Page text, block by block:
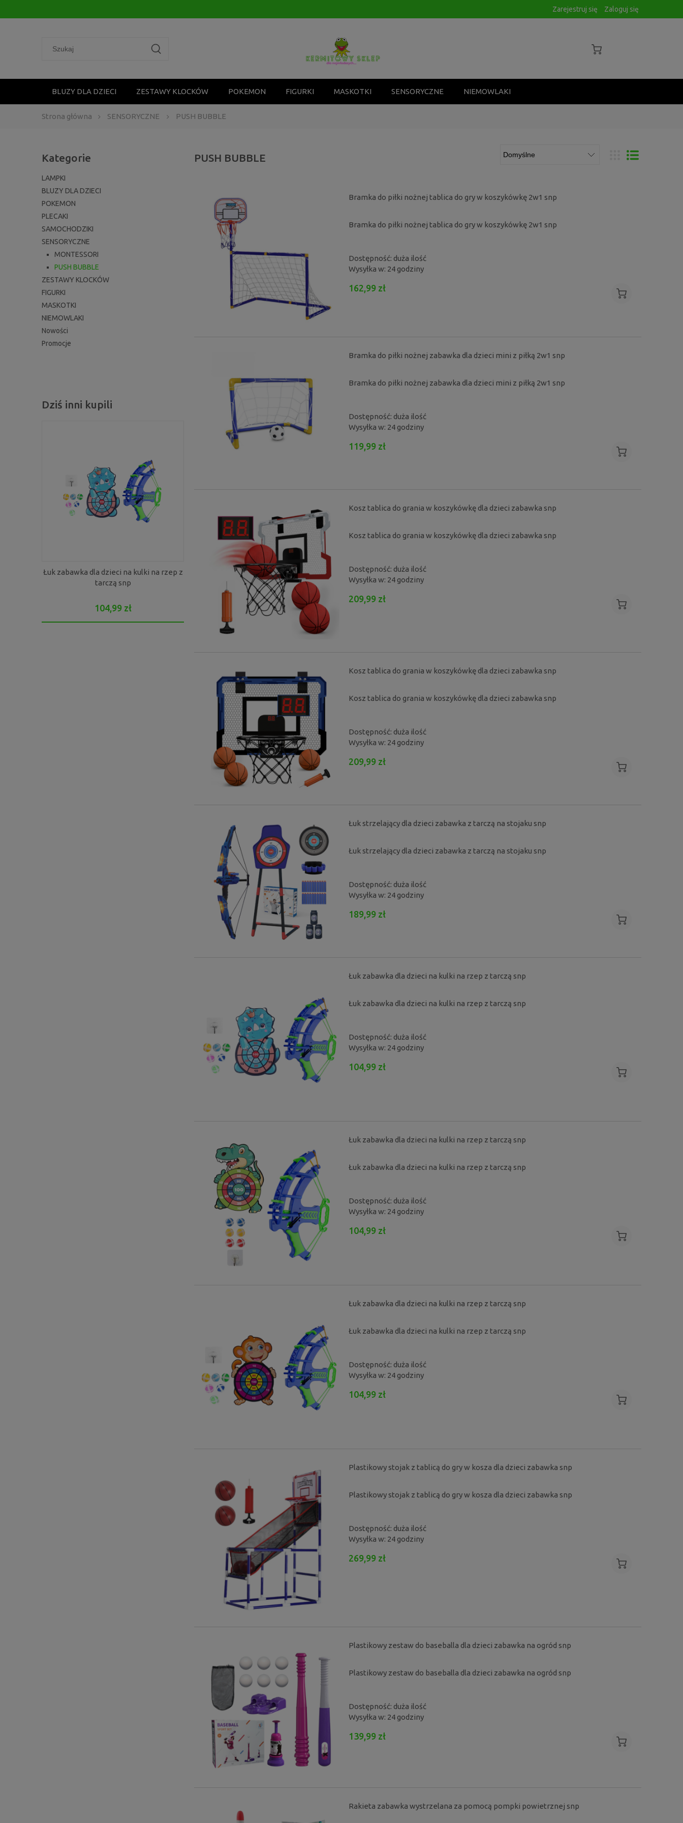
Zarejestruj się Zaloguj się
BLUZY DLA DZIECI ZESTAWY KLOCKÓW POKEMON FIGURKI MASKOTKI SENSORYCZNE NIEMOWLAKI
Strona główna SENSORYCZNE PUSH BUBBLE
Kategorie
LAMPKI
BLUZY DLA DZIECI
POKEMON
PLECAKI
SAMOCHODZIKI
SENSORYCZNE
MONTESSORI
PUSH BUBBLE
ZESTAWY KLOCKÓW
FIGURKI
MASKOTKI
NIEMOWLAKI
Nowości
Promocje
Dziś inni kupili
Łuk zabawka dla dzieci na kulki na rzep z
tarczą snp
104,99 zł
Kosz tablica do grania w koszykówkę dla
dzieci zabawka snp
209,99 zł
Kosz tablica do grania w koszykówkę dla
dzieci zabawka snp
PUSH BUBBLE
Bramka do piłki nożnej tablica do gry w koszykówkę 2w1 snp
Bramka do piłki nożnej tablica do gry w koszykówkę 2w1 snp
Dostępność: duża ilość
Wysyłka w: 24 godziny
162,99 zł
Bramka do piłki nożnej zabawka dla dzieci mini z piłką 2w1 snp
Bramka do piłki nożnej zabawka dla dzieci mini z piłką 2w1 snp
Dostępność: duża ilość
Wysyłka w: 24 godziny
119,99 zł
Kosz tablica do grania w koszykówkę dla dzieci zabawka snp
Kosz tablica do grania w koszykówkę dla dzieci zabawka snp
Dostępność: duża ilość
Wysyłka w: 24 godziny
209,99 zł
Kosz tablica do grania w koszykówkę dla dzieci zabawka snp
Kosz tablica do grania w koszykówkę dla dzieci zabawka snp
Dostępność: duża ilość
Wysyłka w: 24 godziny
209,99 zł
Łuk strzelający dla dzieci zabawka z tarczą na stojaku snp
Łuk strzelający dla dzieci zabawka z tarczą na stojaku snp
Dostępność: duża ilość
Wysyłka w: 24 godziny
189,99 zł
Łuk zabawka dla dzieci na kulki na rzep z tarczą snp
Łuk zabawka dla dzieci na kulki na rzep z tarczą snp
Dostępność: duża ilość
Wysyłka w: 24 godziny
104,99 zł
Łuk zabawka dla dzieci na kulki na rzep z tarczą snp
Łuk zabawka dla dzieci na kulki na rzep z tarczą snp
Dostępność: duża ilość
Wysyłka w: 24 godziny
104,99 zł
Łuk zabawka dla dzieci na kulki na rzep z tarczą snp
Łuk zabawka dla dzieci na kulki na rzep z tarczą snp
Dostępność: duża ilość
Wysyłka w: 24 godziny
104,99 zł
Plastikowy stojak z tablicą do gry w kosza dla dzieci zabawka snp
Plastikowy stojak z tablicą do gry w kosza dla dzieci zabawka snp
Dostępność: duża ilość
Wysyłka w: 24 godziny
269,99 zł
Plastikowy zestaw do baseballa dla dzieci zabawka na ogród snp
Plastikowy zestaw do baseballa dla dzieci zabawka na ogród snp
Dostępność: duża ilość
Wysyłka w: 24 godziny
139,99 zł
Rakieta zabawka wystrzelana za pomocą pompki powietrznej snp